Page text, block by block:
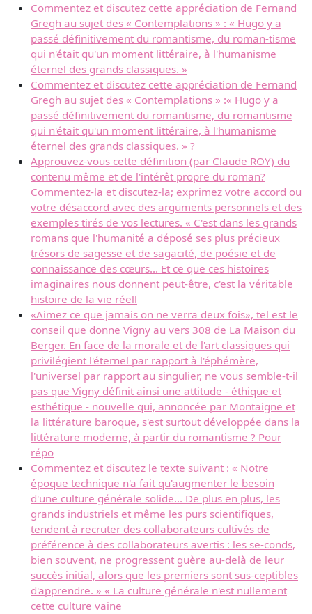
Commentez et discutez cette appréciation de Fernand
Gregh au sujet des « Contemplations » : « Hugo y a
passé définitivement du romantisme, du roman-tisme
qui n'était qu'un moment littéraire, à l'humanisme
éternel des grands classiques. »
Commentez et discutez cette appréciation de Fernand
Gregh au sujet des « Contemplations » :« Hugo y a
passé définitivement du romantisme, du romantisme
qui n'était qu'un moment littéraire, à l'humanisme
éternel des grands classiques. » ?
Approuvez-vous cette définition (par Claude ROY) du
contenu même et de l'intérêt propre du roman?
Commentez-la et discutez-la; exprimez votre accord ou
votre désaccord avec des arguments personnels et des
exemples tirés de vos lectures. « C'est dans les grands
romans que l'humanité a déposé ses plus précieux
trésors de sagesse et de sagacité, de poésie et de
connaissance des cœurs... Et ce que ces histoires
imaginaires nous donnent peut-être, c'est la véritable
histoire de la vie réell
«Aimez ce que jamais on ne verra deux fois», tel est le
conseil que donne Vigny au vers 308 de La Maison du
Berger. En face de la morale et de l'art classiques qui
privilégient l'éternel par rapport à l'éphémère,
l'universel par rapport au singulier, ne vous semble-t-il
pas que Vigny définit ainsi une attitude - éthique et
esthétique - nouvelle qui, annoncée par Montaigne et
la littérature baroque, s'est surtout développée dans la
littérature moderne, à partir du romantisme ? Pour
répo
Commentez et discutez le texte suivant : « Notre
époque technique n'a fait qu'augmenter le besoin
d'une culture générale solide... De plus en plus, les
grands industriels et même les purs scientifiques,
tendent à recruter des collaborateurs cultivés de
préférence à des collaborateurs avertis : les se-conds,
bien souvent, ne progressent guère au-delà de leur
succès initial, alors que les premiers sont sus-ceptibles
d'apprendre. » « La culture générale n'est nullement
cette culture vaine